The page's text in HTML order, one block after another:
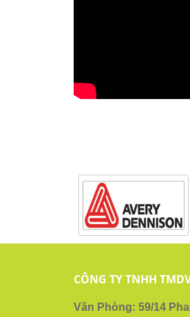
CÔNG TY TNHH
Văn Phòng: 59/14